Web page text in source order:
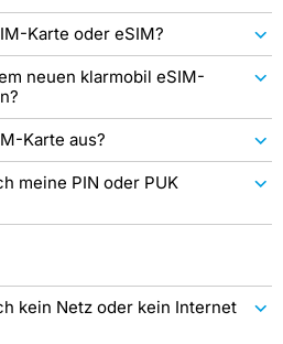
Karte oder eSIM?
neuen klarmobil eSIM-
Karte aus?
meine PIN oder PUK
kein Netz oder kein Internet